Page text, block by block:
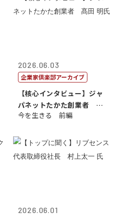
2026.06.03
企業家倶楽部アーカイブ
【核心インタビュー】ジャ
パネットたかた創業者 髙
田 明氏
今を生きる 前編
2026.06.01